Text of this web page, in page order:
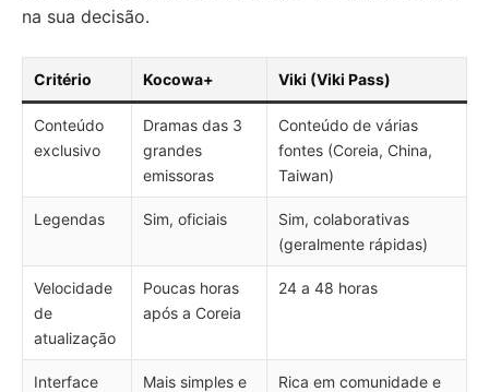
na sua decisão.
Critério Kocowa+ Viki (Viki Pass)
Conteúdo
exclusivo
Dramas das 3
grandes
emissoras
Conteúdo de várias
fontes (Coreia, China,
Taiwan)
Legendas Sim, oficiais
Sim, colaborativas
(geralmente rápidas)
Velocidade
de
atualização
Poucas horas
após a Coreia
24 a 48 horas
Interface
Mais simples e
Rica em comunidade e